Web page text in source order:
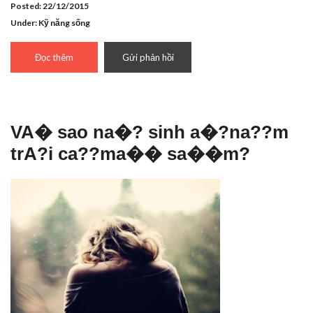
Posted: 22/12/2015
Under: Kỹ năng sống
Đọc thêm Gửi phản hồi
VA� sao na�? sinh a�?na??m
trA?i ca??ma�� sa��m?